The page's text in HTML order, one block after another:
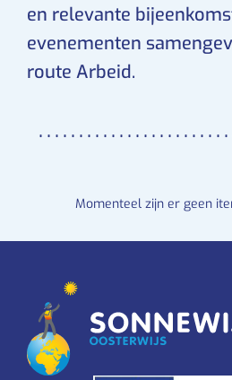
en relevante
evenementen
route Arbeid.
Momenteel zijn er geen